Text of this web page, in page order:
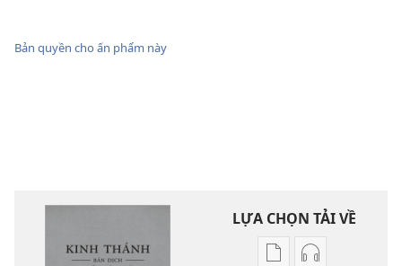
Bản quyền cho ấn phẩm này
LỰA CHỌN TẢI VỀ